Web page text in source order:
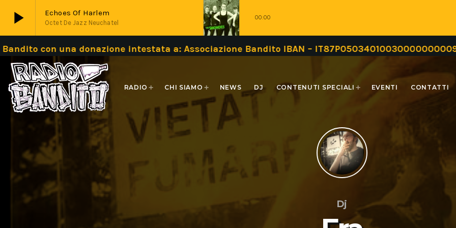
play_arrow Echoes Of Harlem
Octet De Jazz Neuchatel
00:00
play_arrow Live
intestata a: Associazione Bandito IBAN – IT87P0503401003000000000999 oppure tramite
RADIO CHI SIAMO NEWS DJ CONTENUTI SPECIALI EVENTI CONTATTI
Dj